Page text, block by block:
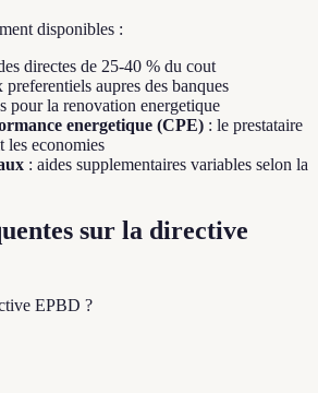
disponibles :
directes de 25-40 % du cout
preferentiels aupres des banques
pour la renovation energetique
energetique (CPE) : le prestataire
les economies
: aides supplementaires variables selon la
sur la directive
EPBD ?